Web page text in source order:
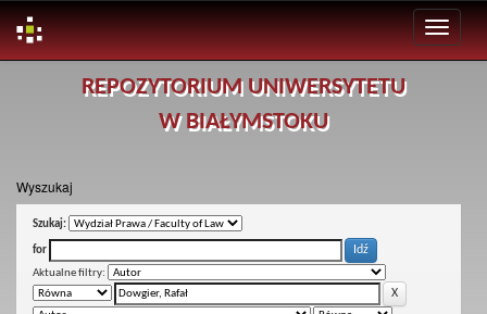
REPOZYTORIUM UNIWERSYTETU
W BIAŁYMSTOKU
Wyszukaj
Szukaj:
for
Aktualne filtry: